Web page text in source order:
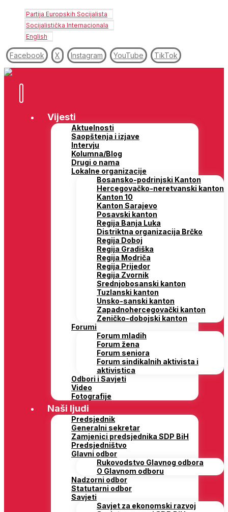
Partija Europskih Socijalista
Socijalistička Internacionala
English
Facebook X Instagram YouTube TikTok
Vijesti
Aktuelnosti
Saopštenja i izjave
Intervju
Kolumna/Blog
Drugi o nama
Lokalne organizacije
Bosansko-podrinjski Kanton
Hercegovačko-neretvanski kanton
Kanton 10
Kanton Sarajevo
Posavski kanton
Regija Banja Luka
Distriktna organizacija Brčko
Regija Doboj
Regija Gradiška
Regija Modriča
Regija Prijedor
Regija Zvornik
Srednjobosanski kanton
Tuzlanski kanton
Unsko-sanski kanton
Zapadnohercegovački kanton
Zeničko-dobojski kanton
Forumi
Forum mladih
Forum žena
Forum seniora
Forum sindikalnih aktivista i
aktivistica
Odbori i Savjeti
Video
Fotografije
Naši ljudi
Predsjednik
Generalni sekretar
Zamjenici predsjednika SDP BiH
Predsjedništvo
Glavni odbor
Rukovodstvo Glavnog odbora
O Glavnom odboru
Nadzorni odbor
Statutarni odbor
Savjeti
Savjet za ekonomski razvoj